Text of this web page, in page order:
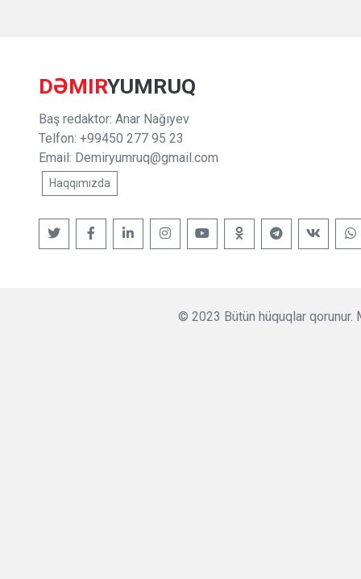
DƏMIRYUMRUQ
Baş redaktor: Anar Nağıyev
Telfon: +99450 277 95 23
Email: Demiryumruq@gmail.com
Haqqımızda
© 2023 Bütün hüquqlar qorunur.